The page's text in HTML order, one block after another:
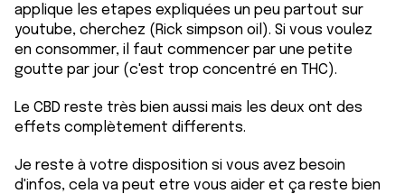
applique les etapes expliquées un peu partout sur
youtube, cherchez (Rick simpson oil). Si vous voulez
en consommer, il faut commencer par une petite
goutte par jour (c'est trop concentré en THC).
Le CBD reste très bien aussi mais les deux ont des
effets complètement differents.
Je reste à votre disposition si vous avez besoin
d'infos, cela va peut etre vous aider et ça reste bien